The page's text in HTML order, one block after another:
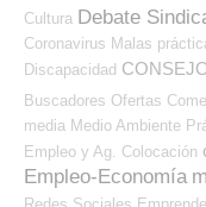
Cultura Debate
Coronavirus Malas
Discapacidad
Buscadores Ofertas
media Medio Ambiente
Empleo y Ag. Colocación
Empleo-Economía